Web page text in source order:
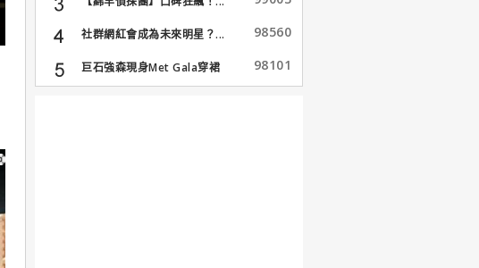
社群網紅會成為未來明星？... 98560
巨石強森現身Met Gala穿裙
子...
98101